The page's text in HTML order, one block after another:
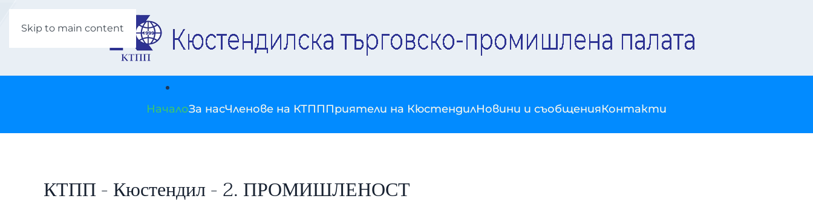
Skip to main content
НачалоЗа насЧленове на КТПППриятели на КюстендилНовини и съобщенияКонтакти
КТПП - Кюстендил - 2. ПРОМИШЛЕНОСТ